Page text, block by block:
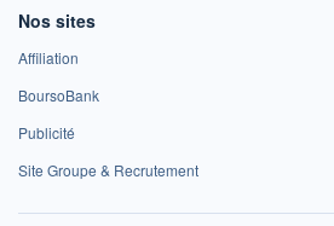
Nos sites
Affiliation
BoursoBank
Publicité
Site Groupe & Recrutement